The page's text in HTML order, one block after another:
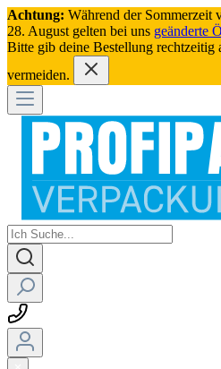
Achtung: Während der Sommerzeit
28. August gelten bei uns geänderte
Bitte gib deine Bestellung rechtzeitig
vermeiden.